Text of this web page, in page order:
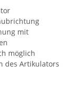
mit
möglich
des Artikulators